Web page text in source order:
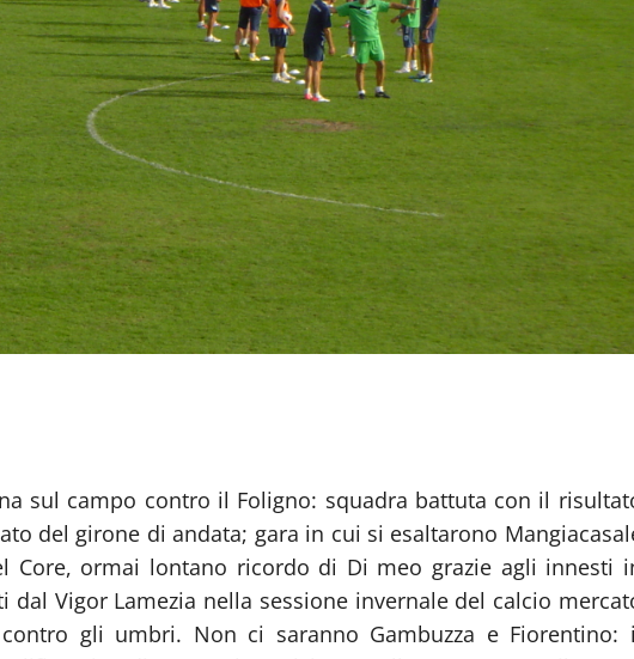
sul campo contro il Foligno: squadra battuta con il
del girone di andata; gara in cui si esaltarono
Core, ormai lontano ricordo di Di meo grazie agli innesti
Vigor Lamezia nella sessione invernale del calcio
gli umbri. Non ci saranno Gambuzza e Fiorentino: